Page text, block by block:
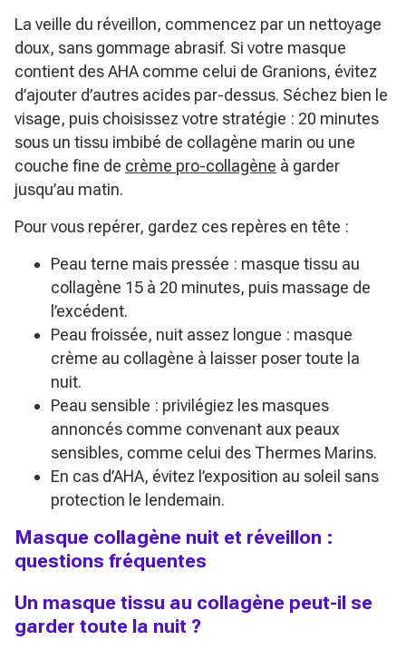
La veille du réveillon, commencez par un nettoyage
doux, sans gommage abrasif. Si votre masque
contient des AHA comme celui de Granions, évitez
d’ajouter d’autres acides par-dessus. Séchez bien le
visage, puis choisissez votre stratégie : 20 minutes
sous un tissu imbibé de collagène marin ou une
couche fine de crème pro-collagène à garder
jusqu’au matin.
Pour vous repérer, gardez ces repères en tête :
Peau terne mais pressée : masque tissu au
collagène 15 à 20 minutes, puis massage de
l’excédent.
Peau froissée, nuit assez longue : masque
crème au collagène à laisser poser toute la
nuit.
Peau sensible : privilégiez les masques
annoncés comme convenant aux peaux
sensibles, comme celui des Thermes Marins.
En cas d’AHA, évitez l’exposition au soleil sans
protection le lendemain.
Masque collagène nuit et réveillon :
questions fréquentes
Un masque tissu au collagène peut-il se
garder toute la nuit ?